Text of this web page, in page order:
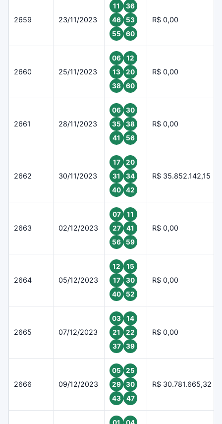
2659 23/11/2023
11
36
46
53
55
60
R$ 0,00
2660 25/11/2023
06
12
13
20
38
60
R$ 0,00
2661 28/11/2023
06
30
35
38
41
56
R$ 0,00
2662 30/11/2023
17
20
31
34
40
42
R$ 35.852.142,15
2663 02/12/2023
07
11
27
41
56
59
R$ 0,00
2664 05/12/2023
12
15
17
30
40
52
R$ 0,00
2665 07/12/2023
03
14
21
22
37
39
R$ 0,00
2666 09/12/2023
05
25
29
30
43
47
R$ 30.781.665,32